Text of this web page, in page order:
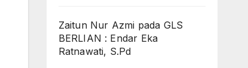
Zaitun Nur Azmi pada GLS
BERLIAN : Endar Eka
Ratnawati, S.Pd